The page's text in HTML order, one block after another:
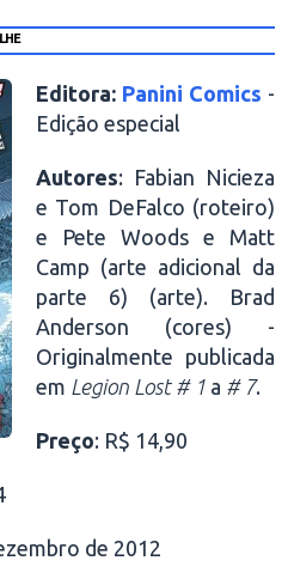
Editora: Panini Comics -
Edição especial
Autores: Fabian Nicieza
e Tom DeFalco (roteiro)
e Pete Woods e Matt
Camp (arte adicional da
parte 6) (arte). Brad
Anderson (cores) -
Originalmente publicada
em Legion Lost # 1 a # 7.
Preço: R$ 14,90
de 2012